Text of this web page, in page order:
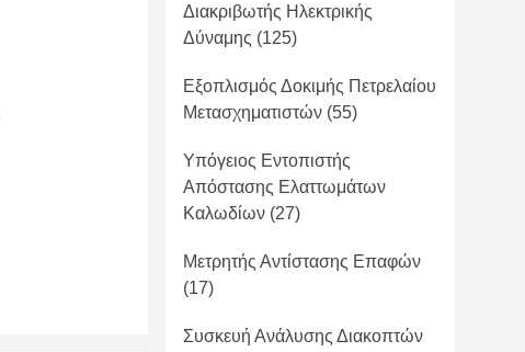
Διακριβωτής Ηλεκτρικής
Δύναμης (125)
Εξοπλισμός Δοκιμής Πετρελαίου
Μετασχηματιστών (55)
Υπόγειος Εντοπιστής
Απόστασης Ελαττωμάτων
Καλωδίων (27)
Μετρητής Αντίστασης Επαφών
(17)
Συσκευή Ανάλυσης Διακοπτών